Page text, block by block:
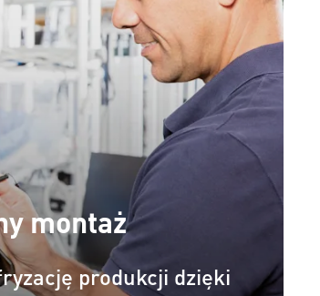
montaż
produkcji dzięki